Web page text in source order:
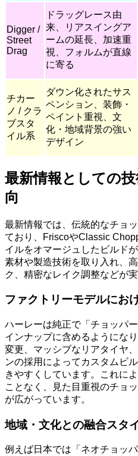
Digger /
Street
Drag
ドラッグレース由
来、リアスイングア
ームの延長、加速重
視、フォルムが直線
に寄る
チカー
ノ / クラ
ブスタ
イル系
ダウン化されたサス
ペンション、装飾・
ペイント重視、文
化・地域背景の強い
デザイン
最新情報としての
向
最新情報では、伝統的なチョ
ており、FriscoやClassic
イルをオマージュしたビルド
素材や製造技術を取り入れ、
ク、精密なレイク調整などが
ファクトリーモデルにお
ハーレーは純正で「チョッパ
インナップに含めるようにな
変更、マッシブなリアタイヤ
ンの採用によってカスタムビ
きやすくしています。これに
ことなく、見た目重視のチョ
が広がっています。
地域・文化との融合スタ
例えば日本では「ネオチョッ